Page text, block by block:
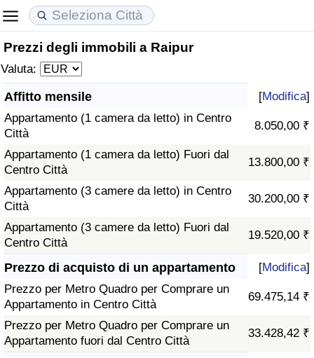
Prezzi degli immobili a Raipur
Valuta:
Affitto mensile [Modifica]
Appartamento (1 camera da letto) in Centro
Città
8.050,00 ₹
Appartamento (1 camera da letto) Fuori dal
Centro Città
13.800,00 ₹
Appartamento (3 camere da letto) in Centro
Città
30.200,00 ₹
Appartamento (3 camere da letto) Fuori dal
Centro Città
19.520,00 ₹
Prezzo di acquisto di un appartamento [Modifica]
Prezzo per Metro Quadro per Comprare un
Appartamento in Centro Città
69.475,14 ₹
Prezzo per Metro Quadro per Comprare un
Appartamento fuori dal Centro Città
33.428,42 ₹
Costo della vita
Indice Del Costo Della Vita (corrente)
Indice Del Costo Della Vita
Indice del Costo della Vita per Nazione
ad Aqaba
Prezzi degli immobili
Indice del Prezzo delle Case (Corrente)
Indice del Prezzo delle Case
Indice del Prezzo delle Case per Nazione
Qualità della Vita
Indice della Qualità della Vita
Indice della Qualità della Vita (Corrente)
Indice della qualità della vita per Paese
Criminalità
Indice del Tasso di Criminalità (Corrente)
Indice della Criminalità
Indice di criminalità per paese
Assistenza Sanitaria